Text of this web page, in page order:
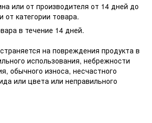
или от производителя от 14 дней до
от категории товара.
в течение 14 дней.
на повреждения продукта в
использования, небрежности
обычного износа, несчастного
или цвета или неправильного